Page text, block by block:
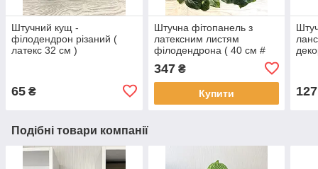
Штучний кущ -
філодендрон різаний (
латекс 32 см )
65 ₴
Штучна фітопанель з
латексним листям
філодендрона ( 40 см #
347₴
Купити 127
Подібні товари компанії